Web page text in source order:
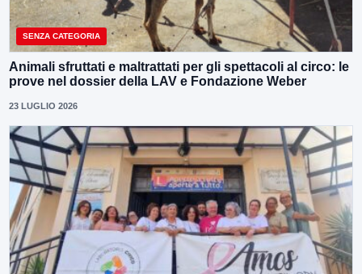
SENZA CATEGORIA
Animali sfruttati e maltrattati per gli spettacoli al circo: le
prove nel dossier della LAV e Fondazione Weber
23 LUGLIO 2026